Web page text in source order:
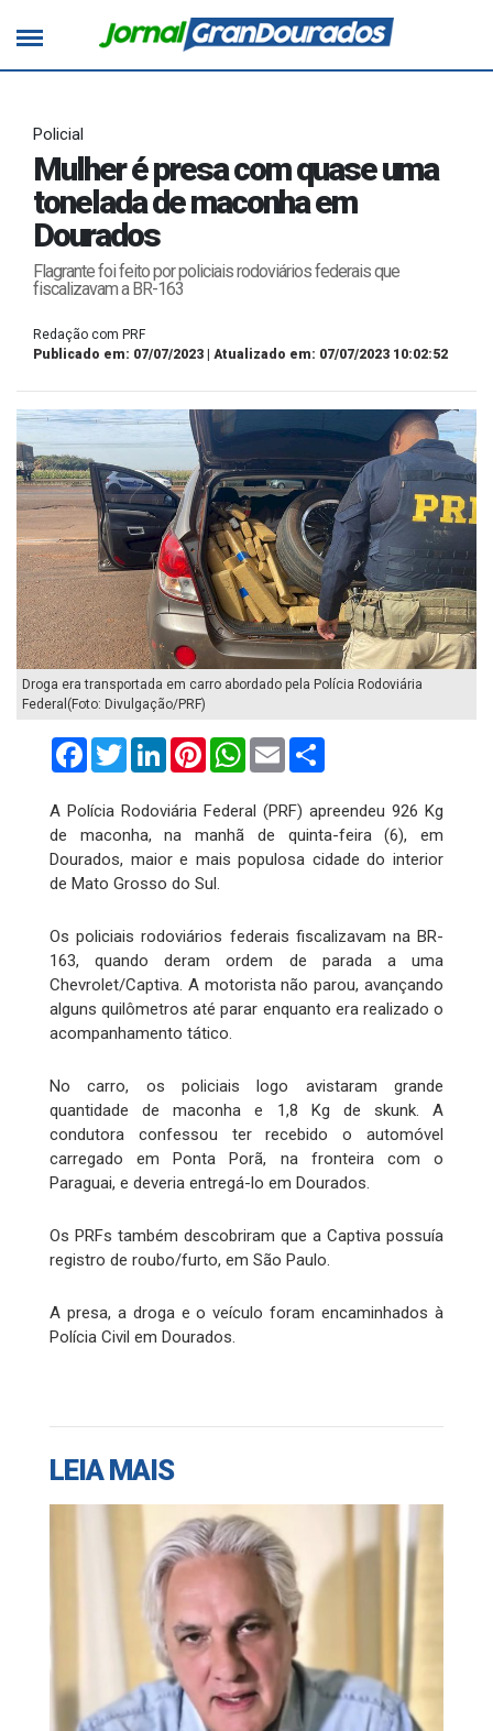
Policial
Mulher é presa com quase uma
tonelada de maconha em
Dourados
Flagrante foi feito por policiais rodoviários federais que
fiscalizavam a BR-163
Redação com PRF
Publicado em: 07/07/2023 | Atualizado em: 07/07/2023 10:02:52
Droga era transportada em carro abordado pela Polícia Rodoviária
Federal(Foto: Divulgação/PRF)
FacebookTwitterLinkedInPinterestWhatsApp
Email
A Polícia Rodoviária Federal (PRF) apreendeu 926 Kg
de maconha, na manhã de quinta-feira (6), em
Dourados, maior e mais populosa cidade do interior
de Mato Grosso do Sul.
Os policiais rodoviários federais fiscalizavam na BR-
163, quando deram ordem de parada a uma
Chevrolet/Captiva. A motorista não parou, avançando
alguns quilômetros até parar enquanto era realizado o
acompanhamento tático.
No carro, os policiais logo avistaram grande
quantidade de maconha e 1,8 Kg de skunk. A
condutora confessou ter recebido o automóvel
carregado em Ponta Porã, na fronteira com o
Paraguai, e deveria entregá-lo em Dourados.
Os PRFs também descobriram que a Captiva possuía
registro de roubo/furto, em São Paulo.
A presa, a droga e o veículo foram encaminhados à
Polícia Civil em Dourados.
LEIA MAIS